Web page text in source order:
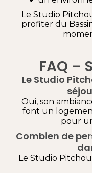
Le Studio
profiter du
FAQ –
Le Studio
Oui, son
font un
pour
Combien de
Le Studio